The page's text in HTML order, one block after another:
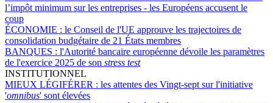
l’impôt minimum sur les entreprises - les Européens accusent le
coup
ÉCONOMIE : le Conseil de l'UE approuve les trajectoires de
consolidation budgétaire de 21 États membres
BANQUES : l'Autorité bancaire européenne dévoile les paramètres
de l'exercice 2025 de son stress test
INSTITUTIONNEL
MIEUX LÉGIFÉRER : les attentes des Vingt-sept sur l'initiative
'omnibus' sont élevées